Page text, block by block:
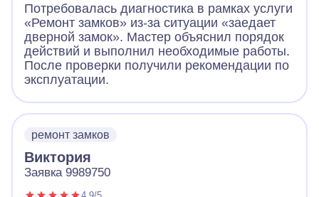
Потребовалась диагностика в рамках услуги
«Ремонт замков» из-за ситуации «заедает
дверной замок». Мастер объяснил порядок
действий и выполнил необходимые работы.
После проверки получили рекомендации по
эксплуатации.
ремонт замков
Виктория
Заявка 9989750